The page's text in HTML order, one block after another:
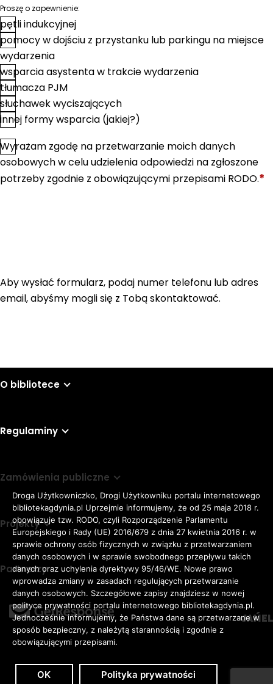
Zaloguj Dostępność
Rozmiar
czcionki
Adomyślna czcionka
Awiększa czcionka
Aduża czcionka
KONTRAST:
ZWIĘKSZ
ODSTĘPY
W
Proszę o zapewnienie:
pętli indukcyjnej
pomocy w dojściu z przystanku lub parkingu na miejsce
wydarzenia
wsparcia asystenta w trakcie wydarzenia
tłumacza PJM
słuchawek wyciszających
innej formy wsparcia (jakiej?)
Zgoda*
Wyrażam zgodę na przetwarzanie moich danych
osobowych w celu udzielenia odpowiedzi na zgłoszone
potrzeby zgodnie z obowiązującymi przepisami RODO.*
Aby wysłać formularz, podaj numer telefonu lub adres
email, abyśmy mogli się z Tobą skontaktować.
O bibliotece
Regulaminy
Zamówienia publiczne
Projekty
Partnerzy
Droga Użytkowniczko, Drogi Użytkowniku portalu internetowego
bibliotekagdynia.pl Uprzejmie informujemy, że od 25 maja 2018 r.
obowiązuje tzw. RODO, czyli Rozporządzenie Parlamentu
Europejskiego i Rady (UE) 2016/679 z dnia 27 kwietnia 2016 r. w
sprawie ochrony osób fizycznych w związku z przetwarzaniem
danych osobowych i w sprawie swobodnego przepływu takich
danych oraz uchylenia dyrektywy 95/46/WE. Nowe prawo
wprowadza zmiany w zasadach regulujących przetwarzanie
danych osobowych. Szczegółowe zapisy znajdziesz w nowej
polityce prywatności portalu internetowego bibliotekagdynia.pl.
Jednocześnie informujemy, że Państwa dane są przetwarzane w
sposób bezpieczny, z należytą starannością i zgodnie z
obowiązującymi przepisami.
OK Polityka prywatności